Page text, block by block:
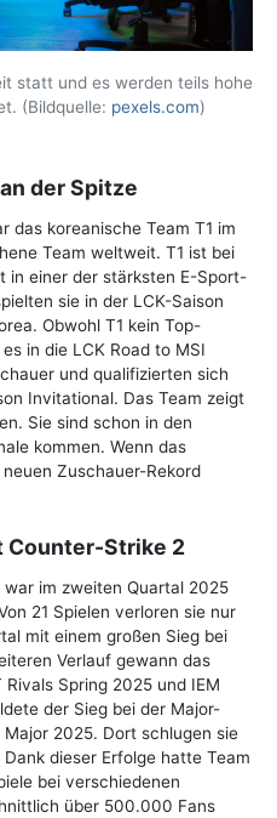
statt und es werden teils hohe
(Bildquelle: pexels.com)
der Spitze
das koreanische Team T1 im
Team weltweit. T1 ist bei
in einer der stärksten E-Sport-
sie in der LCK-Saison
Obwohl T1 kein Top-
in die LCK Road to MSI
und qualifizierten sich
Invitational. Das Team zeigt
Sie sind schon in den
kommen. Wenn das
Zuschauer-Rekord
Counter-Strike 2
im zweiten Quartal 2025
21 Spielen verloren sie nur
mit einem großen Sieg bei
Verlauf gewann das
Spring 2025 und IEM
der Sieg bei der Major-
2025. Dort schlugen sie
dieser Erfolge hatte Team
bei verschiedenen
über 500.000 Fans